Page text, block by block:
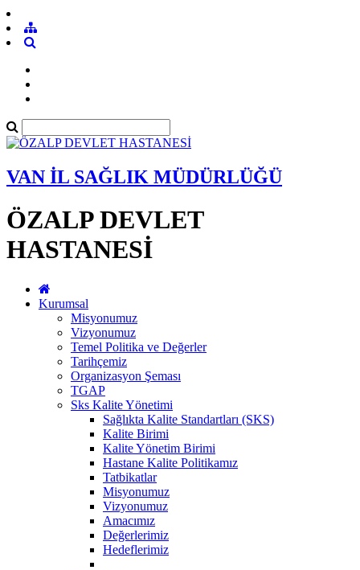
VAN İL SAĞLIK MÜDÜRLÜĞÜ
ÖZALP DEVLET
HASTANESİ
Kurumsal
Misyonumuz
Vizyonumuz
Temel Politika ve Değerler
Tarihçemiz
Organizasyon Şeması
TGAP
Sks Kalite Yönetimi
Sağlıkta Kalite Standartları (SKS)
Kalite Birimi
Kalite Yönetim Birimi
Hastane Kalite Politikamız
Tatbikatlar
Misyonumuz
Vizyonumuz
Amacımız
Değerlerimiz
Hedeflerimiz